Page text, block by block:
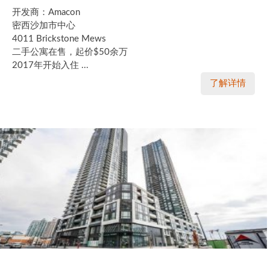
开发商：Amacon
密西沙加市中心
4011 Brickstone Mews
二手公寓在售，起价$50余万
2017年开始入住 ...
了解详情